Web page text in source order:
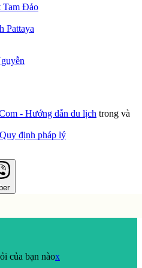
Tam Đảo
Pattaya
- Hướng dẫn du lịch trong và
Quy định pháp lý
của bạn nàox